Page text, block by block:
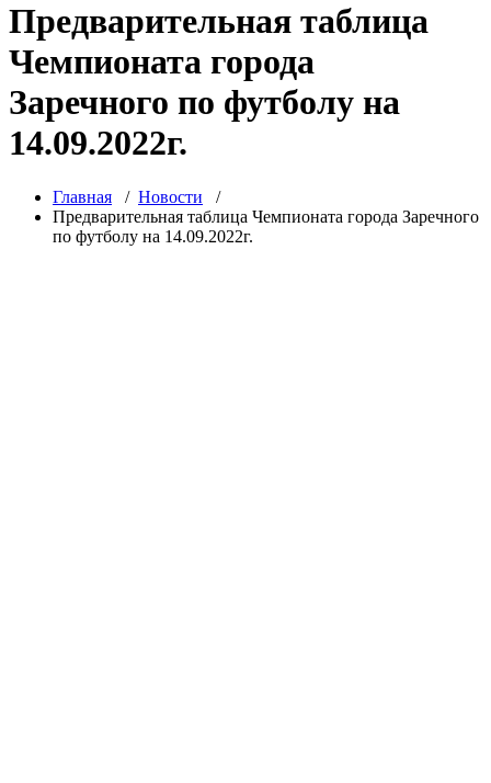
Предварительная таблица
Чемпионата города
Заречного по футболу на
14.09.2022г.
Главная / Новости /
Предварительная таблица Чемпионата города Заречного
по футболу на 14.09.2022г.